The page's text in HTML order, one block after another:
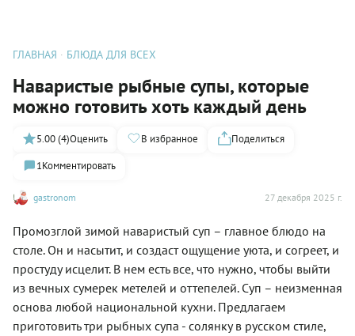
ГЛАВНАЯ БЛЮДА ДЛЯ ВСЕХ
Наваристые рыбные супы, которые
можно готовить хоть каждый день
gastronom 27 декабря 2025 г.
5.00 (4)Оценить В избранное
Поделиться
1Комментировать
Промозглой зимой наваристый суп – главное блюдо на
столе. Он и насытит, и создаст ощущение уюта, и согреет, и
простуду исцелит. В нем есть все, что нужно, чтобы выйти
из вечных сумерек метелей и оттепелей. Суп – неизменная
основа любой национальной кухни. Предлагаем
приготовить три рыбных супа - солянку в русском стиле,